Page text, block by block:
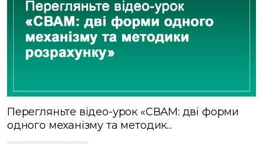
Перегляньте відео-урок «СВАМ: дві форми
одного механізму та методик...